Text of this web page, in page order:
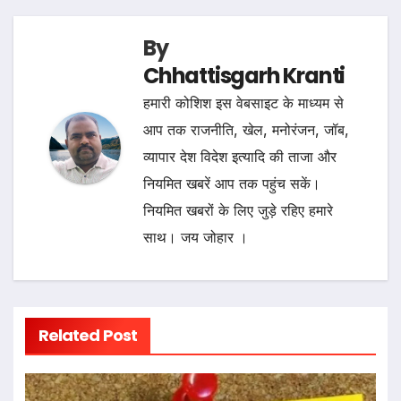
By
Chhattisgarh Kranti
हमारी कोशिश इस वेबसाइट के माध्यम से
आप तक राजनीति, खेल, मनोरंजन, जॉब,
व्यापार देश विदेश इत्यादि की ताजा और
नियमित खबरें आप तक पहुंच सकें।
नियमित खबरों के लिए जुड़े रहिए हमारे
साथ। जय जोहार ।
Related Post